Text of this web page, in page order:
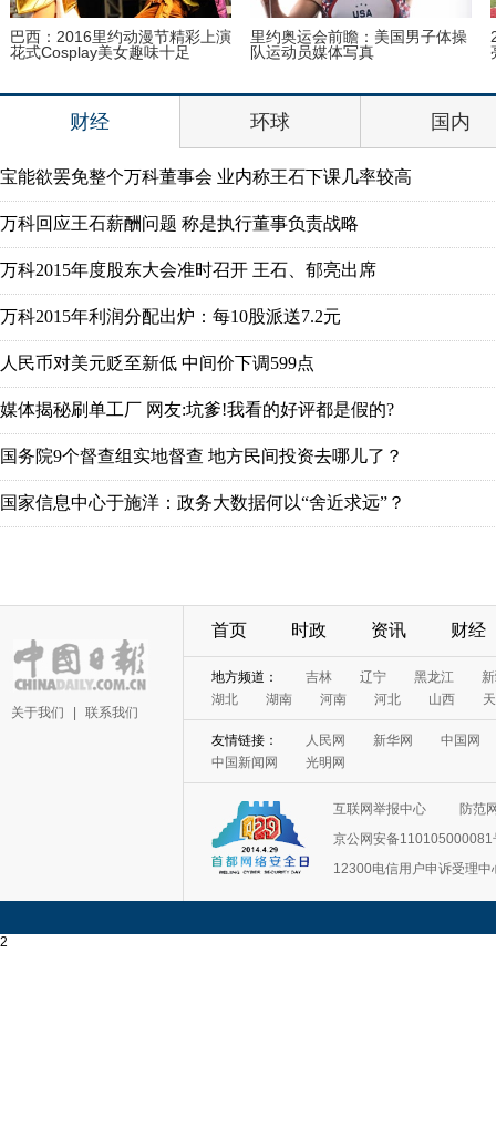
巴西：2016里约动漫节精彩上演
花式Cosplay美女趣味十足
里约奥运会前瞻：美国男子体操
队运动员媒体写真
财经 环球 国内
宝能欲罢免整个万科董事会 业内称王石下课几率较高
万科回应王石薪酬问题 称是执行董事负责战略
万科2015年度股东大会准时召开 王石、郁亮出席
万科2015年利润分配出炉：每10股派送7.2元
人民币对美元贬至新低 中间价下调599点
媒体揭秘刷单工厂 网友:坑爹!我看的好评都是假的?
国务院9个督查组实地督查 地方民间投资去哪儿了？
国家信息中心于施洋：政务大数据何以“舍近求远”？
关于我们 联系我们
首页 时政 资讯 财经
地方频道： 吉林 辽宁 黑龙江
湖北
湖南 河南 河北 山西
友情链接： 人民网 新华网
中国网
中国新闻网
光明网
互联网举报中心
防范
京公网安备110105000081
12300电信用户申诉受理中
2